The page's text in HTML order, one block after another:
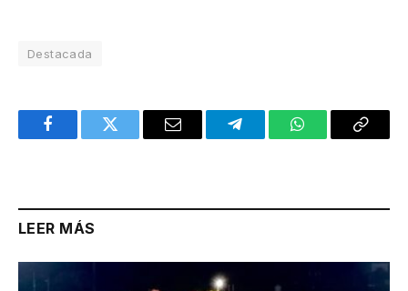
Destacada
FacebookTwitter Email TelegramWhatsAppCopy
LEER MÁS